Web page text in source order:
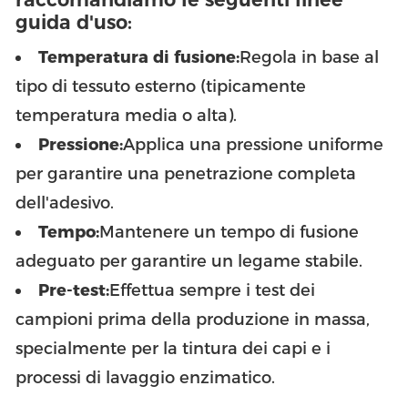
guida d'uso:
Temperatura di fusione:Regola in base al
tipo di tessuto esterno (tipicamente
temperatura media o alta).
Pressione:Applica una pressione uniforme
per garantire una penetrazione completa
dell'adesivo.
Tempo:Mantenere un tempo di fusione
adeguato per garantire un legame stabile.
Pre-test:Effettua sempre i test dei
campioni prima della produzione in massa,
specialmente per la tintura dei capi e i
processi di lavaggio enzimatico.